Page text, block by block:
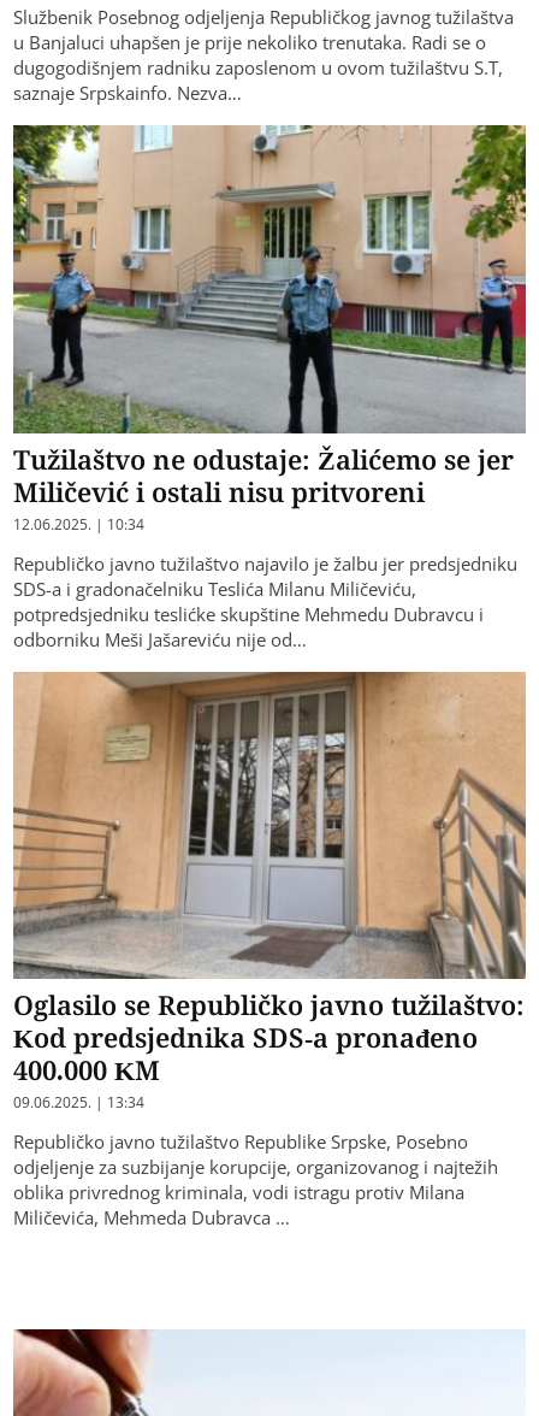
Službenik Posebnog odjeljenja Republičkog javnog tužilaštva
u Banjaluci uhapšen je prije nekoliko trenutaka. Radi se o
dugogodišnjem radniku zaposlenom u ovom tužilaštvu S.T,
saznaje Srpskainfo. Nezva…
Tužilaštvo ne odustaje: Žalićemo se jer
Miličević i ostali nisu pritvoreni
12.06.2025. | 10:34
Republičko javno tužilaštvo najavilo je žalbu jer predsjedniku
SDS-a i gradonačelniku Teslića Milanu Miličeviću,
potpredsjedniku teslićke skupštine Mehmedu Dubravcu i
odborniku Meši Jašareviću nije od…
Oglasilo se Republičko javno tužilaštvo:
Kod predsjednika SDS-a pronađeno
400.000 KM
09.06.2025. | 13:34
Republičko javno tužilaštvo Republike Srpske, Posebno
odjeljenje za suzbijanje korupcije, organizovanog i najtežih
oblika privrednog kriminala, vodi istragu protiv Milana
Miličevića, Mehmeda Dubravca …